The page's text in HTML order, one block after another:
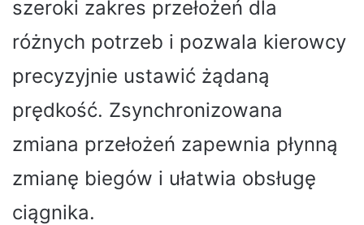
szeroki zakres przełożeń dla
różnych potrzeb i pozwala kierowcy
precyzyjnie ustawić żądaną
prędkość. Zsynchronizowana
zmiana przełożeń zapewnia płynną
zmianę biegów i ułatwia obsługę
ciągnika.